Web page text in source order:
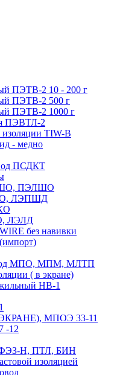
ПЭТВ-2 10 - 200 г
ПЭТВ-2 500 г
ПЭТВ-2 1000 г
ПЭВТЛ-2
TIW-B
- медно
ПСДКТ
ПЭЛШО
ЛЭПШД
ЛЭЛД
без навивки
МПО, МПМ, МЛТП
( в экране)
HB-1
МПОЭ 33-11
-12
Н, ПТЛ, БИН
изоляцией